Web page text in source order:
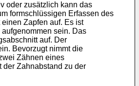
oder zusätzlich kann das
formschlüssigen Erfassen des
Zapfen auf. Es ist
sein. Das
auf. Der
Bevorzugt nimmt die
Zähnen eines
der Zahnabstand zu der